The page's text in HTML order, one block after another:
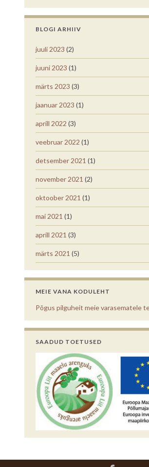
BLOGI ARHIIV
juuli 2023 (2)
juuni 2023 (1)
märts 2023 (3)
jaanuar 2023 (1)
aprill 2022 (3)
veebruar 2022 (1)
detsember 2021 (1)
november 2021 (2)
oktoober 2021 (1)
mai 2021 (1)
aprill 2021 (3)
märts 2021 (5)
MEIE VANA KODULEHT
Põgus pilguheit meie varasematele
SAADUD TOETUSED